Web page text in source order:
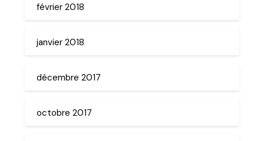
février 2018
janvier 2018
décembre 2017
octobre 2017